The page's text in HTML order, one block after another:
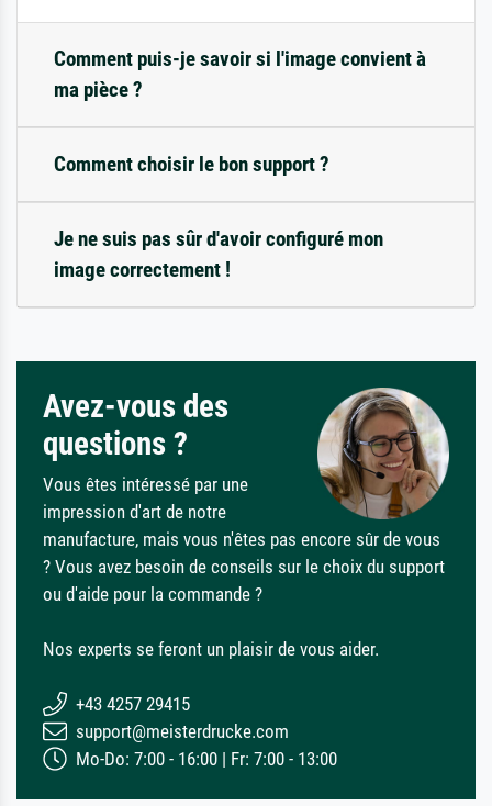
Comment puis-je savoir si l'image convient à
ma pièce ?
Comment choisir le bon support ?
Je ne suis pas sûr d'avoir configuré mon
image correctement !
Avez-vous des
questions ?
Vous êtes intéressé par une
impression d'art de notre
manufacture, mais vous n'êtes pas encore sûr de vous
? Vous avez besoin de conseils sur le choix du support
ou d'aide pour la commande ?
Nos experts se feront un plaisir de vous aider.
+43 4257 29415
support@meisterdrucke.com
Mo-Do: 7:00 - 16:00 | Fr: 7:00 - 13:00